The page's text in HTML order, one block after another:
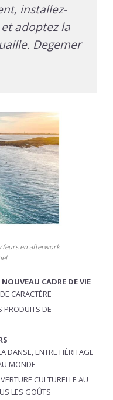
installez-
adoptez la
Degemer
en afterwork
CADRE DE VIE
CARACTÈRE
PRODUITS DE
DANSE, ENTRE HÉRITAGE
MONDE
CULTURELLE AU
LES GOÛTS